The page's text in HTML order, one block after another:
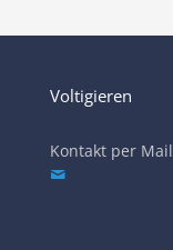
Voltigieren
Kontakt per Mail